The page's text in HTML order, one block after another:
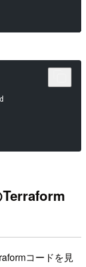
コードを見